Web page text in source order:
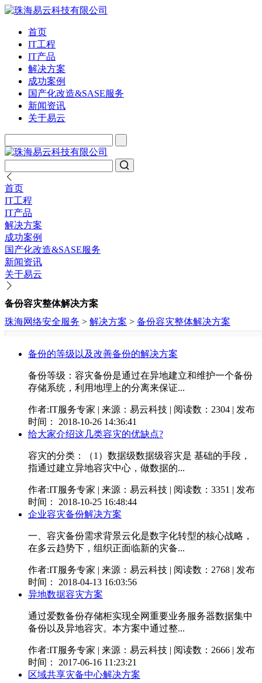
首页
IT工程
IT产品
解决方案
成功案例
国产化改造&SASE服务
新闻资讯
关于易云
首页
IT工程
IT产品
解决方案
成功案例
国产化改造&SASE服务
新闻资讯
关于易云
备份容灾整体解决方案
珠海网络安全服务 > 解决方案 > 备份容灾整体解决方案
备份的等级以及改善备份的解决方案
备份等级：容灾备份是通过在异地建立和维护一个备份
存储系统，利用地理上的分离来保证...
作者:IT服务专家 | 来源：易云科技 | 阅读数：2304 | 发布
时间： 2018-10-26 14:36:41
给大家介绍这几类容灾的优缺点?
容灾的分类：（1）数据级数据级容灾是 基础的手段，
指通过建立异地容灾中心，做数据的...
作者:IT服务专家 | 来源：易云科技 | 阅读数：3351 | 发布
时间： 2018-10-25 16:48:44
企业容灾备份解决方案
一、容灾备份需求背景云化是数字化转型的核心战略，
在多云趋势下，组织正面临新的灾备...
作者:IT服务专家 | 来源：易云科技 | 阅读数：2768 | 发布
时间： 2018-04-13 16:03:56
异地数据容灾方案
通过爱数备份存储柜实现全网重要业务服务器数据集中
备份以及异地容灾。本方案中通过整...
作者:IT服务专家 | 来源：易云科技 | 阅读数：2666 | 发布
时间： 2017-06-16 11:23:21
区域共享灾备中心解决方案